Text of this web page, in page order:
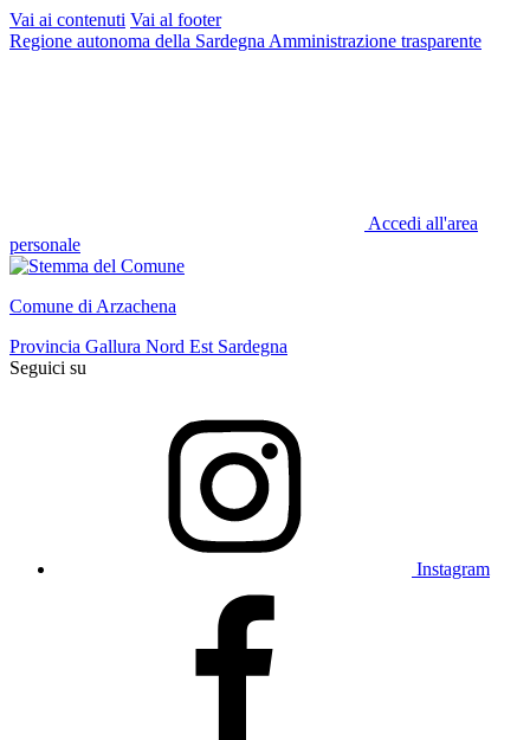
Vai ai contenuti Vai al footer
Regione autonoma della Sardegna Amministrazione trasparente
Accedi all'area
personale
Comune di Arzachena
Provincia Gallura Nord Est Sardegna
Seguici su
Instagram